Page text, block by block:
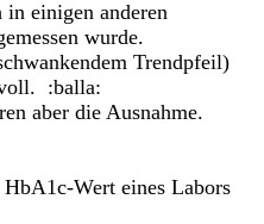
in einigen anderen
wurde.
Trendpfeil)
:balla:
aber die Ausnahme.
Wert eines Labors